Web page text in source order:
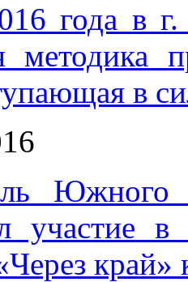
года в
методика
в
в
край»